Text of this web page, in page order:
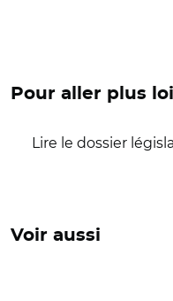
Pour aller plus
Lire le dossier
Voir aussi